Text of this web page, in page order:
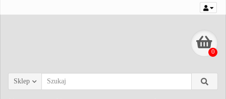
0
Sklep